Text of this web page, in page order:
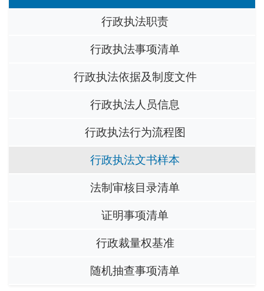
行政执法职责
行政执法事项清单
行政执法依据及制度文件
行政执法人员信息
行政执法行为流程图
行政执法文书样本
法制审核目录清单
证明事项清单
行政裁量权基准
随机抽查事项清单